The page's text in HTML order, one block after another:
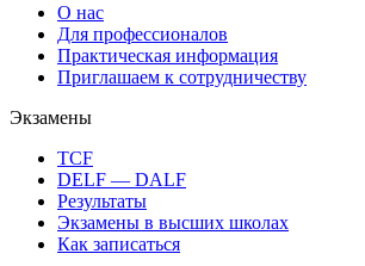
О нас
Для профессионалов
Практическая информация
Приглашаем к сотрудничеству
Экзамены
TCF
DELF — DALF
Результаты
Экзамены в высших школах
Как записаться